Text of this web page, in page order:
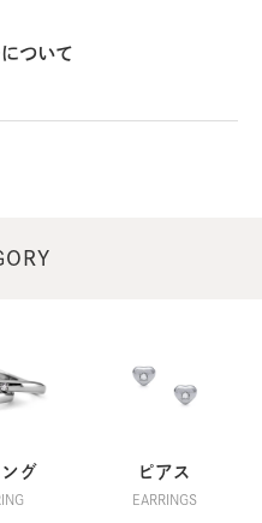
ついて
グ ピアス
EARRINGS